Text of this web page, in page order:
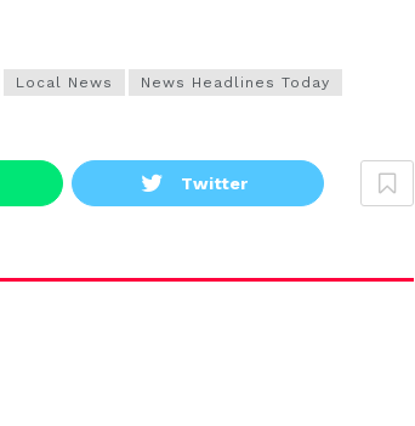
Local News
News Headlines Today
Twitter